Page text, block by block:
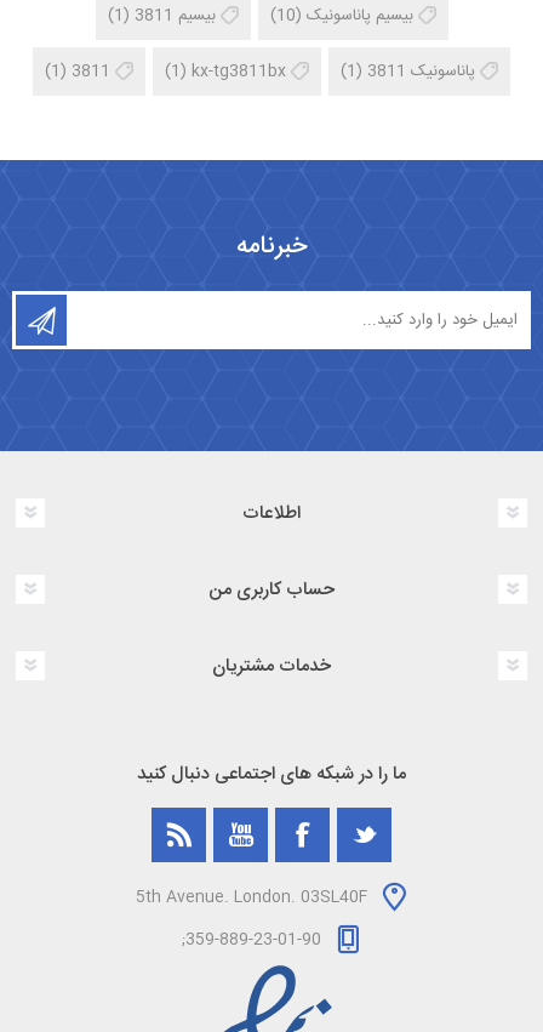
بیسیم پاناسونیک (10) بیسیم 3811 (1)
پاناسونیک 3811 (1)
kx-tg3811bx
(1)
3811
(1)
خبرنامه
اطلاعات
حساب کاربری من
خدمات مشتریان
ما را در شبکه های اجتماعی دنبال کنید
5th Avenue. London. 03SL40F
359-889-23-01-90;